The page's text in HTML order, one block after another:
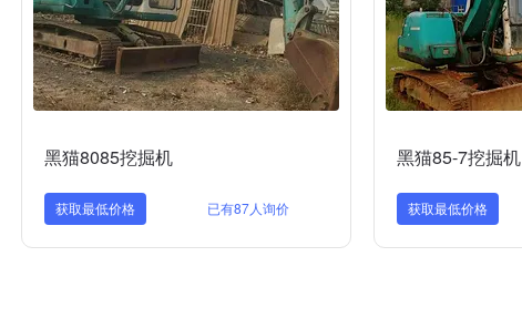
黑猫8085挖掘机
获取最低价格 已有87人询价
黑猫85-7挖掘机
获取最低价格